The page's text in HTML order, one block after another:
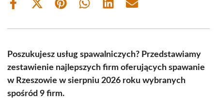
Share
Share
(Twitter)
Share Share Share Share
Poszukujesz usług spawalniczych? Przedstawiamy
zestawienie najlepszych firm oferujących spawanie
w Rzeszowie w sierpniu 2026 roku wybranych
spośród 9 firm.